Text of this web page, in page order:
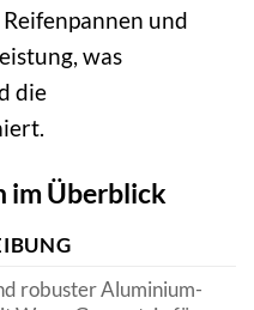
und
was
die
im Überblick
robuster Aluminium-